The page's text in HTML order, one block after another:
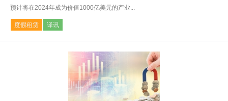
预计将在2024年成为价值1000亿美元的产业...
度假租赁 译讯